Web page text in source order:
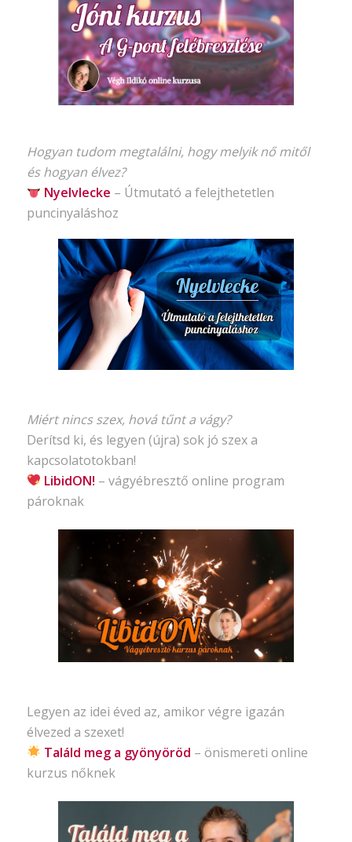
Hogyan tudom megtalálni, hogy melyik nő mitől
és hogyan élvez?
Nyelvlecke – Útmutató a felejthetetlen
puncinyaláshoz
Miért nincs szex, hová tűnt a vágy?
Derítsd ki, és legyen (újra) sok jó szex a
kapcsolatotokban!
LibidON! – vágyébresztő online program
pároknak
Legyen az idei éved az, amikor végre igazán
élvezed a szexet!
Találd meg a gyönyöröd – önismereti online
kurzus nőknek